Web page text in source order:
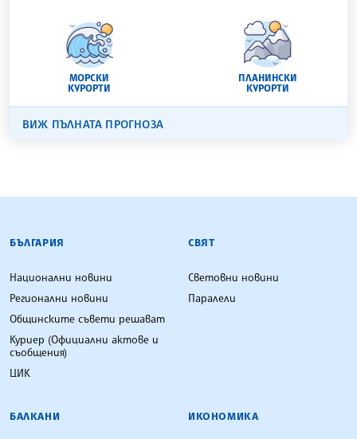
МОРСКИ
КУРОРТИ
ПЛАНИНСКИ
КУРОРТИ
ВИЖ ПЪЛНАТА ПРОГНОЗА
БЪЛГАРСКА ТЕЛЕГРАФНА АГЕНЦИЯ
БЪЛГАРИЯ
Национални новини
Регионални новини
Общинските съвети решават
Куриер (Официални актове и
съобщения)
ЦИК
СВЯТ
Световни новини
Паралели
БАЛКАНИ ИКОНОМИКА